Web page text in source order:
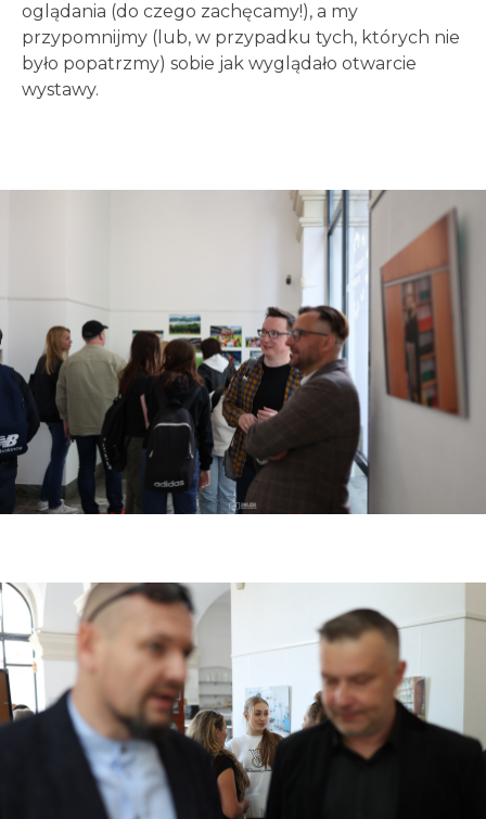
oglądania (do czego zachęcamy!), a my
przypomnijmy (lub, w przypadku tych, których nie
było popatrzmy) sobie jak wyglądało otwarcie
wystawy.